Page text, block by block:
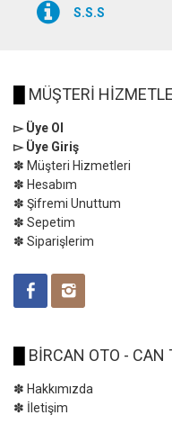
S.S.S
MÜŞTERİ
▻ Üye Ol
▻ Üye Giriş
✽ Müşteri Hizmetleri
✽ Hesabım
✽ Şifremi Unuttum
✽ Sepetim
✽ Siparişlerim
BİRCAN OTO - CAN
✽ Hakkımızda
✽ İletişim